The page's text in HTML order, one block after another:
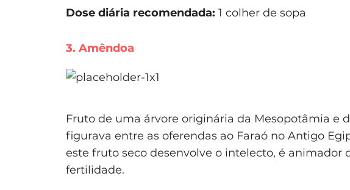
Dose diária recomendada: 1 colher de sopa
3. Amêndoa
Fruto de uma árvore originária da Mesopotâmia e
figurava entre as oferendas ao Faraó no Antigo
este fruto seco desenvolve o intelecto, é animador
fertilidade.